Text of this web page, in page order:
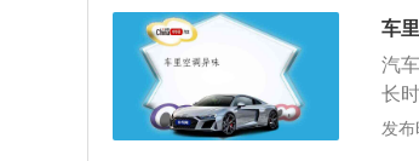
车
汽
长
可
发